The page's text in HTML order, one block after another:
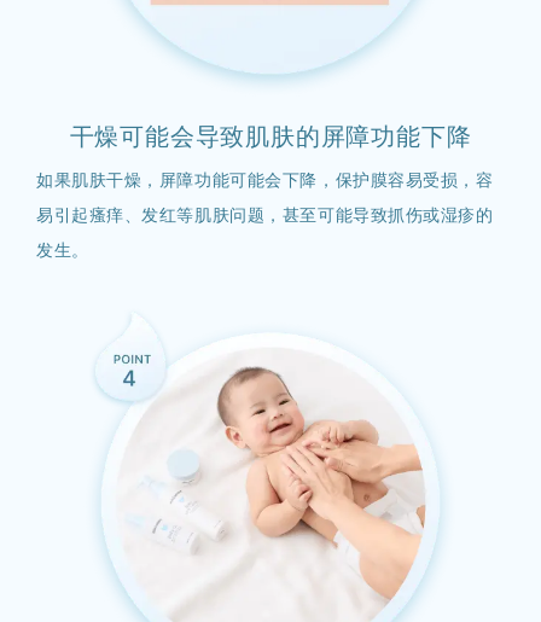
干燥可能会导致肌肤的屏障功能下降
如果肌肤干燥，屏障功能可能会下降，保护膜容易受损，容
易引起瘙痒、发红等肌肤问题，甚至可能导致抓伤或湿疹的
发生。